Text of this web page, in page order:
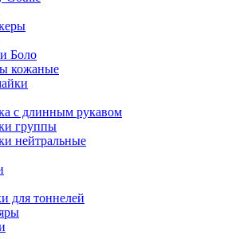
Боло
кожаные
с длинным рукавом
группы
нейтральные
для тоннелей